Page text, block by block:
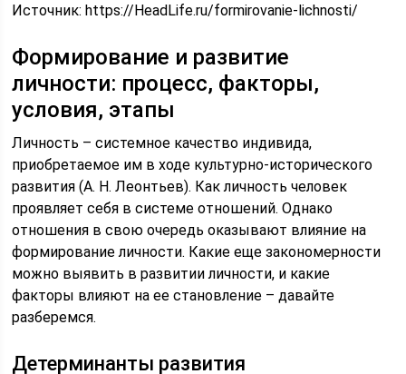
Источник:https://HeadLife.ru/formirovanie-lichnosti/
Формирование и развитие
личности: процесс, факторы,
условия, этапы
Личность – системное качество индивида,
приобретаемое им в ходе культурно-исторического
развития (А. Н. Леонтьев). Как личность человек
проявляет себя в системе отношений. Однако
отношения в свою очередь оказывают влияние на
формирование личности. Какие еще закономерности
можно выявить в развитии личности, и какие
факторы влияют на ее становление – давайте
разберемся.
Детерминанты развития